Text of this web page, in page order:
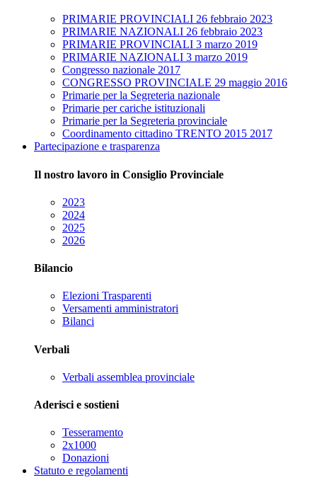
PRIMARIE PROVINCIALI 26 febbraio 2023
PRIMARIE NAZIONALI 26 febbraio 2023
PRIMARIE PROVINCIALI 3 marzo 2019
PRIMARIE NAZIONALI 3 marzo 2019
Congresso nazionale 2017
CONGRESSO PROVINCIALE 29 maggio 2016
Primarie per la Segreteria nazionale
Primarie per cariche istituzionali
Primarie per la Segreteria provinciale
Coordinamento cittadino TRENTO 2015 2017
Partecipazione e trasparenza
Il nostro lavoro in Consiglio Provinciale
2023
2024
2025
2026
Bilancio
Elezioni Trasparenti
Versamenti amministratori
Bilanci
Verbali
Verbali assemblea provinciale
Aderisci e sostieni
Tesseramento
2x1000
Donazioni
Statuto e regolamenti